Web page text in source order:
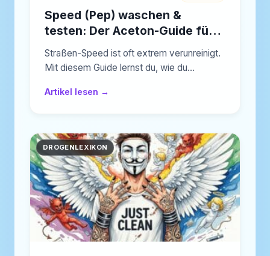
Speed (Pep) waschen &
testen: Der Aceton-Guide für
sauberen Konsum –
[NeelixberliN Pro-Tipp]
Straßen-Speed ist oft extrem verunreinigt.
Mit diesem Guide lernst du, wie du…
Artikel lesen →
DROGENLEXIKON